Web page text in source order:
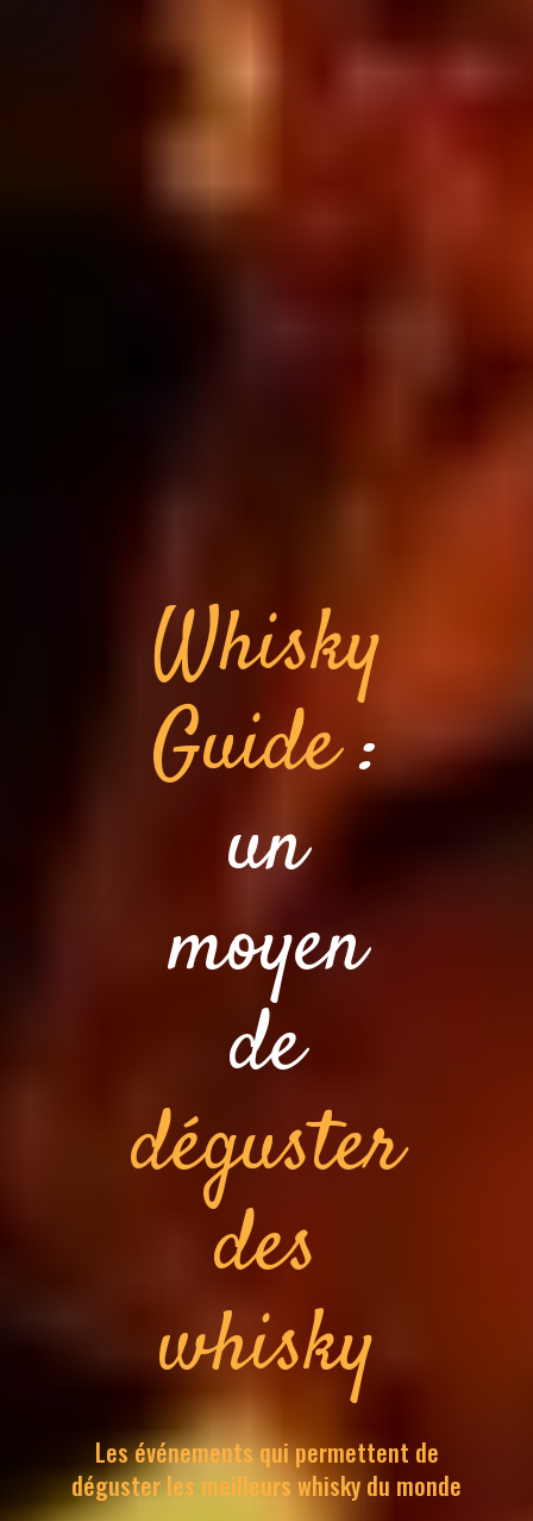
Whisky
Guide:
un
moyen
de
déguster
des
whisky
Les événements qui permettent de
déguster les meilleurs whisky du monde